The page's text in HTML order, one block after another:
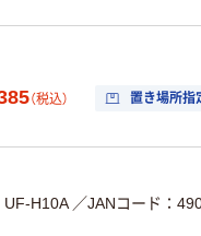
（税込） 置き場所指
UF-H10A ／JANコード：